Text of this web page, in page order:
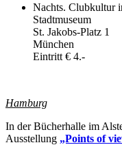
Nachts. Clubkultur
Stadtmuseum
St. Jakobs-Platz 1
München
Eintritt € 4.-
Hamburg
In der Bücherhalle im
Ausstellung „Points of